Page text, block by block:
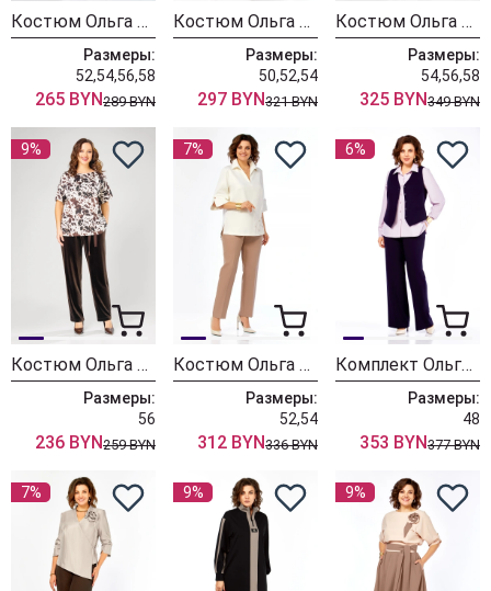
Костюм Ольга Стиль С1017 хаки-коричневый
Размеры:
52,54,56,58
265 BYN289 BYN
Костюм Ольга Стиль С1011 серо-зеленый
Размеры:
50,52,54
297 BYN321 BYN
Костюм Ольга Стиль С988
Размеры:
54,56,58
325 BYN349 BYN
9%
Костюм Ольга Стиль С1002 коричневый+дизайн
Размеры:
56
236 BYN259 BYN
7%
Костюм Ольга Стиль С987 молочно-коричневый
Размеры:
52,54
312 BYN336 BYN
6%
Комплект Ольга Стиль С979 темно-синий
Размеры:
48
353 BYN377 BYN
7% 9% 9%